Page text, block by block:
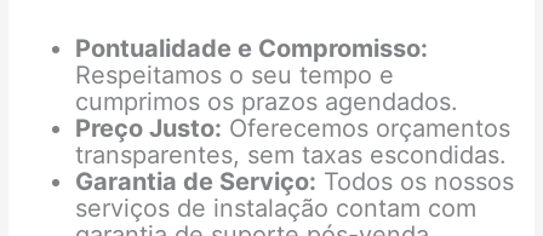
Pontualidade e Compromisso:
Respeitamos o seu tempo e
cumprimos os prazos agendados.
Preço Justo: Oferecemos orçamentos
transparentes, sem taxas escondidas.
Garantia de Serviço: Todos os nossos
serviços de instalação contam com